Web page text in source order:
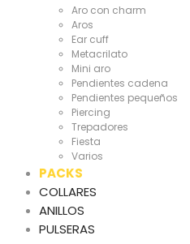
CientasAro con charm
Aros
Ear cuff
Metacrilato
Mini aro
Pendientes cadena
Pendientes pequeños
Piercing
Trepadores
Fiesta
Varios
PACKS
COLLARES
ANILLOS
PULSERAS